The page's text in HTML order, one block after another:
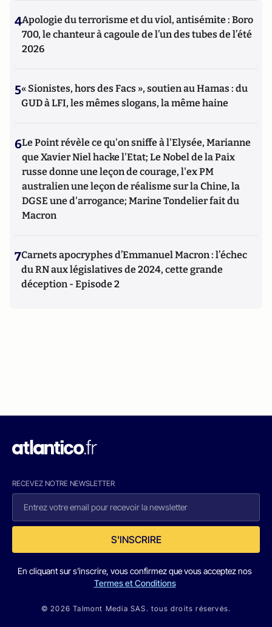
4Apologie du terrorisme et du viol, antisémite : Boro
700, le chanteur à cagoule de l’un des tubes de l’été
2026
5« Sionistes, hors des Facs », soutien au Hamas : du
GUD à LFI, les mêmes slogans, la même haine
6Le Point révèle ce qu'on sniffe à l'Elysée, Marianne
que Xavier Niel hacke l'Etat; Le Nobel de la Paix
russe donne une leçon de courage, l'ex PM
australien une leçon de réalisme sur la Chine, la
DGSE une d'arrogance; Marine Tondelier fait du
Macron
7Carnets apocryphes d’Emmanuel Macron : l’échec
du RN aux législatives de 2024, cette grande
déception - Episode 2
RECEVEZ NOTRE NEWSLETTER
S'INSCRIRE
En cliquant sur s'inscrire, vous confirmez que vous acceptez nos
Termes et Conditions
© 2026 Talmont Media SAS. tous droits réservés.